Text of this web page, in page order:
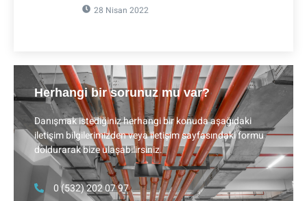
28 Nisan 2022
Herhangi bir sorunuz mu var?
Danışmak istediğiniz herhangi bir konuda aşağıdaki
iletişim bilgilerimizden veya iletişim sayfasındaki formu
doldurarak bize ulaşabilirsiniz.
0 (532) 202 07 97